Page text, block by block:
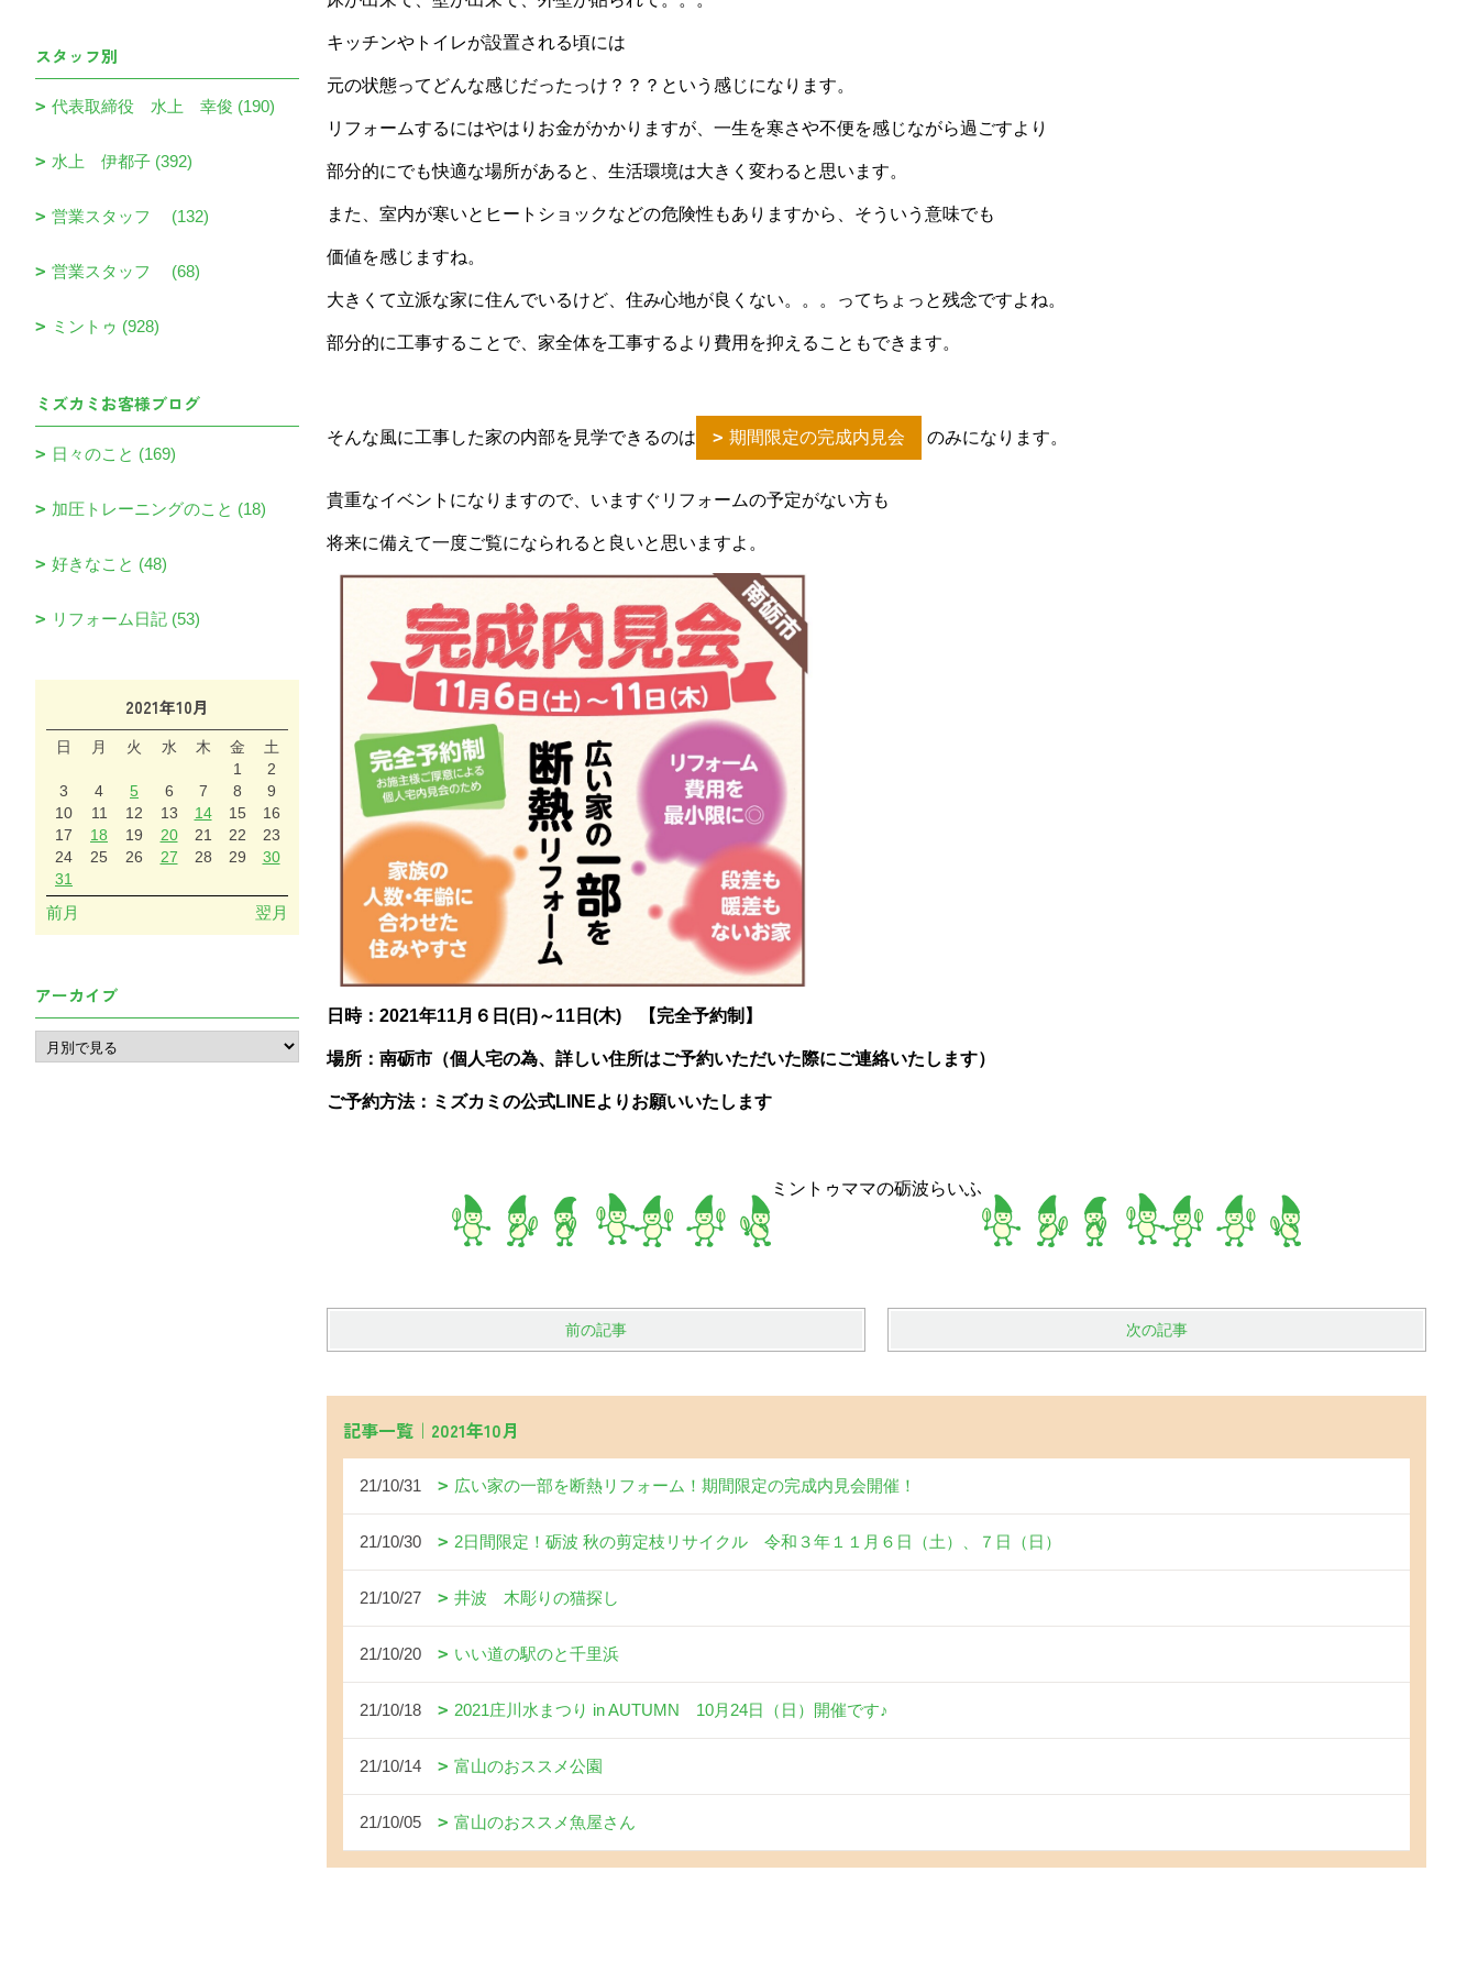
キッチンやトイレが設置される頃には
元の状態ってどんな感じだったっけ？？？という感じになります。
リフォームするにはやはりお金がかかりますが、一生を寒さや不便を感じながら過ごすより
部分的にでも快適な場所があると、生活環境は大きく変わると思います。
また、室内が寒いとヒートショックなどの危険性もありますから、そういう意味でも
価値を感じますね。
大きくて立派な家に住んでいるけど、住み心地が良くない。。。ってちょっと残念ですよね。
部分的に工事することで、家全体を工事するより費用を抑えることもできます。
そんな風に工事した家の内部を見学できるのは 期間限定の完成内見会 のみになります。
貴重なイベントになりますので、いますぐリフォームの予定がない方も
将来に備えて一度ご覧になられると良いと思いますよ。
日時：2021年11月６日(日)～11日(木) 【完全予約制】
場所：南砺市（個人宅の為、詳しい住所はご予約いただいた際にご連絡いたします）
ご予約方法：ミズカミの公式LINEよりお願いいたします
ミントゥママの砺波らいふ
前の記事 次の記事
記事一覧｜2021年10月
21/10/31 広い家の一部を断熱リフォーム！期間限定の完成内見会開催！
21/10/30 2日間限定！砺波 秋の剪定枝リサイクル 令和３年１１月６日（土）、７日（日）
21/10/27 井波 木彫りの猫探し
21/10/20 いい道の駅のと千里浜
21/10/18 2021庄川水まつり in AUTUMN 10月24日（日）開催です♪
21/10/14 富山のおススメ公園
21/10/05 富山のおススメ魚屋さん
スタッフ別
代表取締役 水上 幸俊 (190)
水上 伊都子 (392)
営業スタッフ (132)
営業スタッフ (68)
ミントゥ (928)
ミズカミお客様ブログ
日々のこと (169)
加圧トレーニングのこと (18)
好きなこと (48)
リフォーム日記 (53)
2021年10月
日 月 火 水 木 金
土
1
2
3
4 5 6 7 8
9
10
11 12 13 14 15
16
17
18 19 20 21 22
23
24
25 26 27 28 29
30
31
前月 翌月
アーカイブ